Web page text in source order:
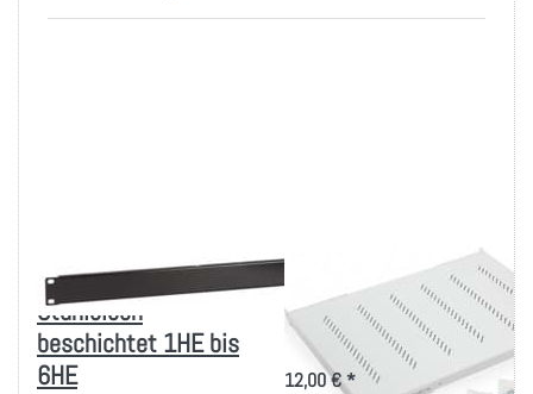
Blindplatten
Stahlblech
beschichtet 1HE bis
6HE
19 Zoll Fachboden
bis 80kg Belastung
in versch. Tiefen
12,00 € *